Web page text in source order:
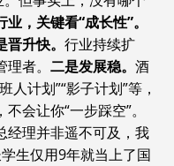
业，关键看“成长性”。
升快。 行业持续扩
者。 二是发展稳。 酒
人计划”“影子计划”等，
会让你“一步踩空”。
经理并非遥不可及，我
生仅用9年就当上了国